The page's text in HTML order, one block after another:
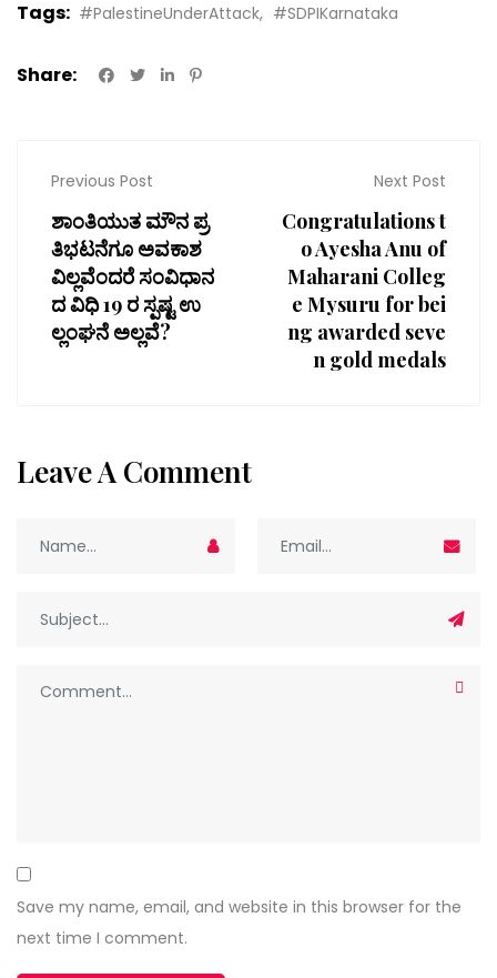
Tags: #PalestineUnderAttack #SDPIKarnataka
Share:
Previous Post
ಶಾಂತಿಯುತ ಮೌನ ಪ್ರ
ತಿಭಟನೆಗೂ ಅವಕಾಶ
ವಿಲ್ಲವೆಂದರೆ ಸಂವಿಧಾನ
ದ ವಿಧಿ 19 ರ ಸ್ಪಷ್ಟ ಉ
ಲ್ಲಂಘನೆ ಅಲ್ಲವೆ?
Next Post
Congratulations t
o Ayesha Anu of
Maharani Colleg
e Mysuru for bei
ng awarded seve
n gold medals
Leave A Comment
Save my name, email, and website in this browser for the
next time I comment.